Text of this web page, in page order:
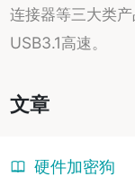
连接器等三大类产
USB3.1高速。
文章
硬件加密狗